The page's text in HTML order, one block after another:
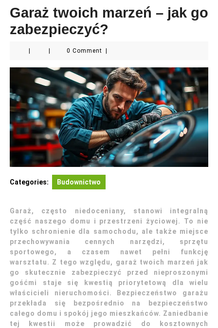
Garaż twoich marzeń – jak go
zabezpieczyć?
0 Comment
Categories: Budownictwo
Garaż, często niedoceniany, stanowi integralną
część naszego domu i przestrzeni życiowej. To nie
tylko schronienie dla samochodu, ale także miejsce
przechowywania cennych narzędzi, sprzętu
sportowego, a czasem nawet pełni funkcję
warsztatu. Z tego względu, garaż twoich marzeń jak
go skutecznie zabezpieczyć przed nieproszonymi
gośćmi staje się kwestią priorytetową dla wielu
właścicieli nieruchomości. Bezpieczeństwo garażu
przekłada się bezpośrednio na bezpieczeństwo
całego domu i spokój jego mieszkańców. Zaniedbanie
tej kwestii może prowadzić do kosztownych